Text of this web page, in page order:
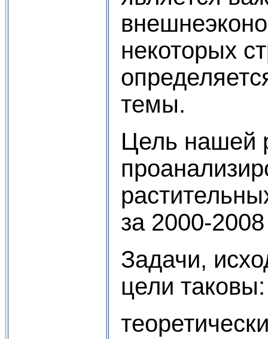
некоторых
темы.
Цель нашей
за 2000-
Задачи,
цели таковы: